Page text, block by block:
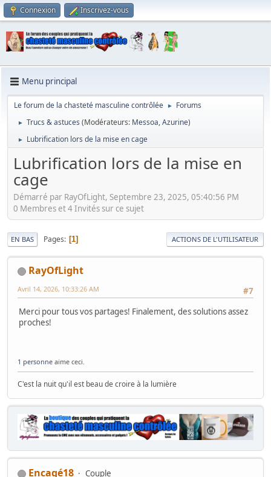
Connexion Inscrivez-vous
Menu principal
Le forum de la chasteté masculine contrôlée ► Forums
► Trucs & astuces (Modérateurs: Messoa,Azurine)
► Lubrification lors de la mise en cage
Lubrification lors de la mise en
cage
Démarré par RayOfLight, Septembre 23, 2025, 05:40:56 PM
0 Membres et 4 Invités sur ce sujet
EN BAS Pages 1 ACTIONS DE L'UTILISATEUR
RayOfLight
#7
Avril 14, 2026, 10:33:26 AM
Merci pour tous vos partages! Finalement, des solutions assez
proches!
1 personne aime ceci.
C'est la nuit qu'il est beau de croire à la lumière
Encagé18
Couple